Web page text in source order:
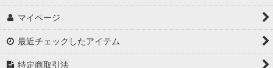
マイページ
最近チェックしたアイテム
特定商取引法